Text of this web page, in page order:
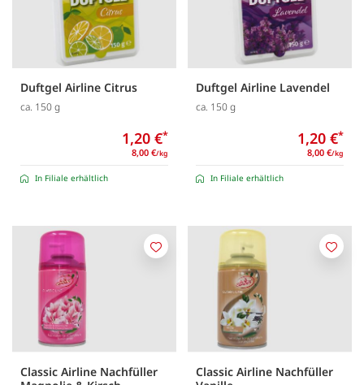
Duftgel Airline Citrus
ca. 150 g
1,20 €*
8,00 €/kg
In Filiale erhältlich
Duftgel Airline Lavendel
ca. 150 g
1,20 €*
8,00 €/kg
In Filiale erhältlich
Classic Airline Nachfüller
Merken
Classic Airline Nachfüller